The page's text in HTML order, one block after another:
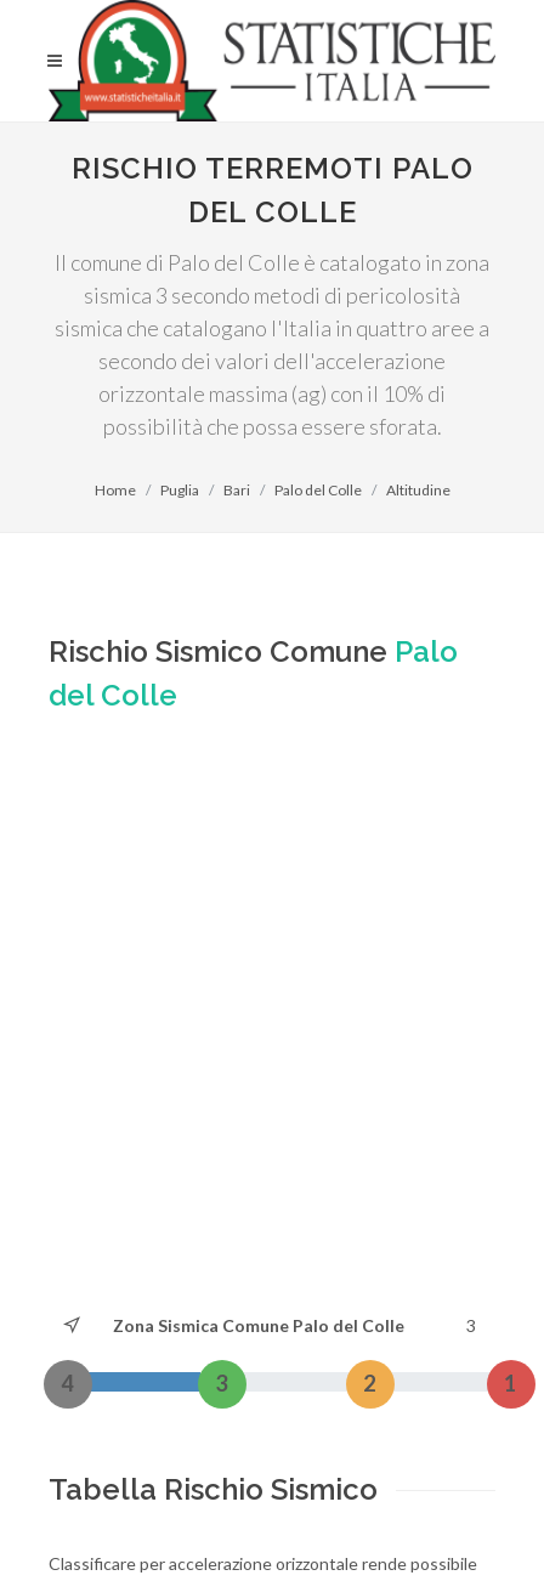
RISCHIO TERREMOTI PALO
DEL COLLE
Il comune di Palo del Colle è catalogato in zona
sismica 3 secondo metodi di pericolosità
sismica che catalogano l'Italia in quattro aree a
secondo dei valori dell'accelerazione
orizzontale massima (ag) con il 10% di
possibilità che possa essere sforata.
Home Puglia Bari Palo del Colle Altitudine
Rischio Sismico Comune Palo
del Colle
Zona Sismica Comune Palo del Colle 3
4 3 2 1
Tabella Rischio Sismico
Classificare per accelerazione orizzontale rende possibile